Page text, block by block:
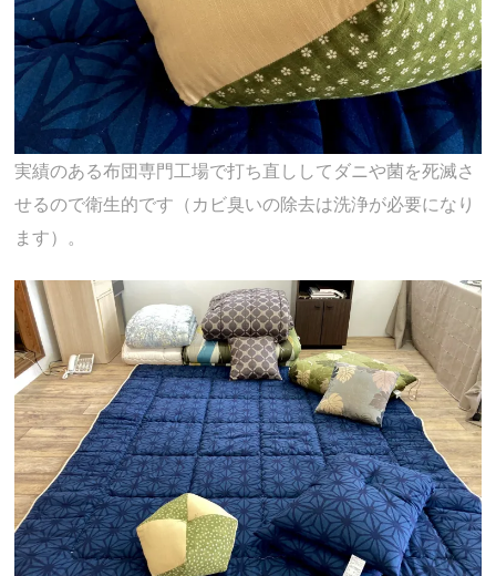
実績のある布団専門工場で打ち直ししてダニや菌を死滅さ
せるので衛生的です（カビ臭いの除去は洗浄が必要になり
ます）。